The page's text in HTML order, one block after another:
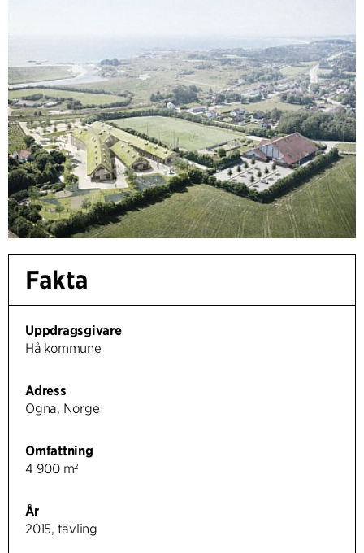
Fakta
Uppdragsgivare
Hå kommune
Adress
Ogna, Norge
Omfattning
4 900 m²
År
2015, tävling